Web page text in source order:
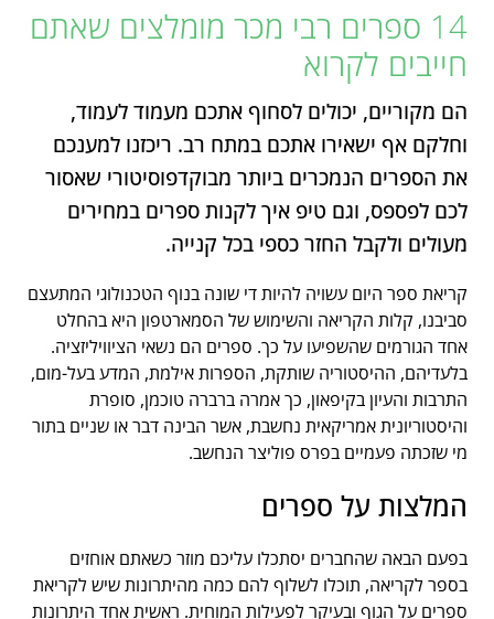
14 ספרים רבי מכר מומלצים שאתם
חייבים לקרוא
הם מקוריים, יכולים לסחוף אתכם מעמוד לעמוד,
וחלקם אף ישאירו אתכם במתח רב. ריכזנו למענכם
את הספרים הנמכרים ביותר מבוקדפוסיטורי שאסור
לכם לפספס, וגם טיפ איך לקנות ספרים במחירים
מעולים ולקבל החזר כספי בכל קנייה.
קריאת ספר היום עשויה להיות די שונה בנוף הטכנולוגי המתעצם
סביבנו, קלות הקריאה והשימוש של הסמארטפון היא בהחלט
אחד הגורמים שהשפיעו על כך. ספרים הם נשאי הציוויליזציה.
בלעדיהם, ההיסטוריה שותקת, הספרות אילמת, המדע בעל-מום,
התרבות והעיון בקיפאון, כך אמרה ברברה טוכמן, סופרת
והיסטוריונית אמריקאית נחשבת, אשר הבינה דבר או שניים בתור
מי שזכתה פעמיים בפרס פוליצר הנחשב.
המלצות על ספרים
בפעם הבאה שהחברים יסתכלו עליכם מוזר כשאתם אוחזים
בספר לקריאה, תוכלו לשלוף להם כמה מהיתרונות שיש לקריאת
ספרים על הגוף ובעיקר לפעילות המוחית. ראשית אחד היתרונות